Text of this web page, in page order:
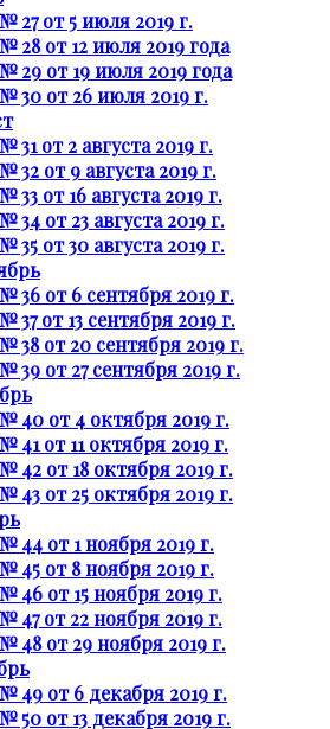
№ 27 от 5 июля 2019 г.
№ 28 от 12 июля 2019 года
№ 29 от 19 июля 2019 года
№ 30 от 26 июля 2019 г.
№ 31 от 2 августа 2019 г.
№ 32 от 9 августа 2019 г.
№ 33 от 16 августа 2019 г.
№ 34 от 23 августа 2019 г.
№ 35 от 30 августа 2019 г.
№ 36 от 6 сентября 2019 г.
№ 37 от 13 сентября 2019 г.
№ 38 от 20 сентября 2019 г.
№ 39 от 27 сентября 2019 г.
№ 40 от 4 октября 2019 г.
№ 41 от 11 октября 2019 г.
№ 42 от 18 октября 2019 г.
№ 43 от 25 октября 2019 г.
№ 44 от 1 ноября 2019 г.
№ 45 от 8 ноября 2019 г.
№ 46 от 15 ноября 2019 г.
№ 47 от 22 ноября 2019 г.
№ 48 от 29 ноября 2019 г.
№ 49 от 6 декабря 2019 г.
№ 50 от 13 декабря 2019 г.